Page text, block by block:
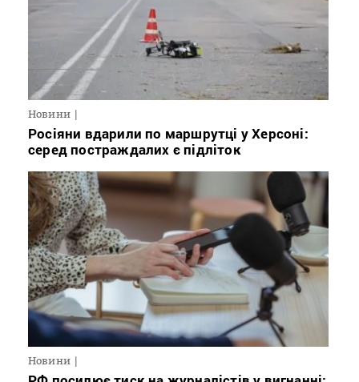
Новини
Росіяни вдарили по маршрутці у Херсоні:
серед постраждалих є підліток
Новини